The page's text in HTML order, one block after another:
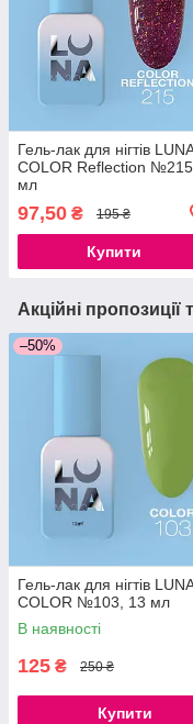
Гель-лак для нігтів LUNA
COLOR Reflection
мл
97,50 ₴ 195 ₴
Купити
Акційні пропозиції
–50%
Гель-лак для нігтів LUNA
COLOR №103, 13 мл
В наявності
125 ₴ 250 ₴
Купити